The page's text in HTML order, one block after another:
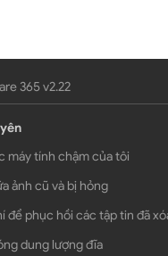
365 v2.22
máy tính chậm của tôi
ảnh cũ và bị hỏng
để phục hồi các tập tin đã
dung lượng đĩa